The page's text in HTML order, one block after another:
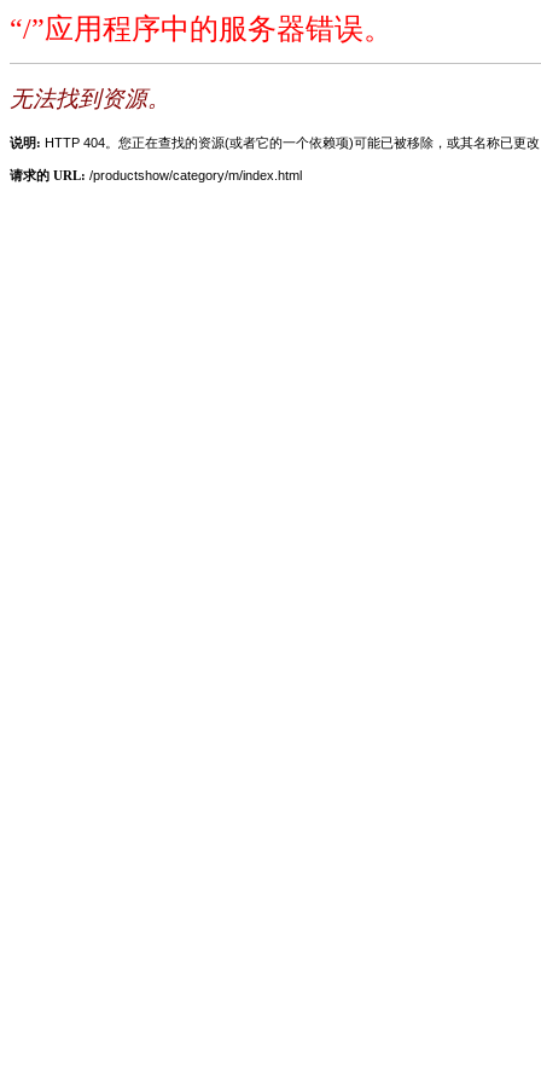
“/”应用程序中的服务器错误。
无法找到资源。
说明: HTTP 404。您正在查找的资源(或者它的一个依赖项)可能已被移除，或其名称已更
请求的 URL: /productshow/category/m/index.html